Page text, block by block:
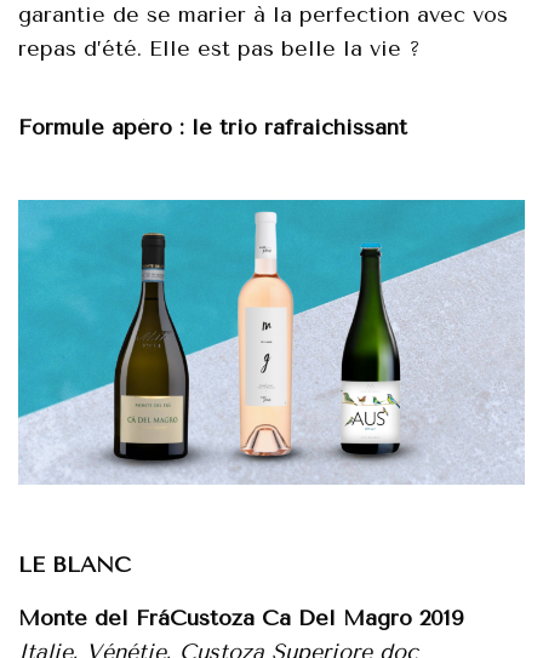
garantie de se marier à la perfection avec vos
repas d’été. Elle est pas belle la vie ?
Formule apéro : le trio rafraichissant
LE BLANC
Monte del FráCustoza Ca Del Magro 2019
Italie, Vénétie, Custoza Superiore doc